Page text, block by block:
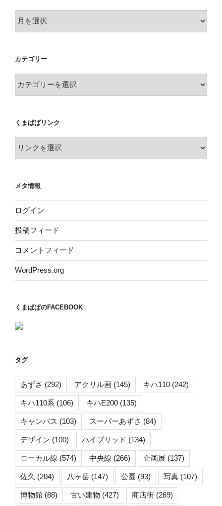
ー
ブ
カテゴリー
テ
ー
くまぱぱリンク
メタ情報
ログイン
投稿フィード
コメントフィード
WordPress.org
くまぱぱのFACEBOOK
タグ
あずさ (292) アクリル画 (145) キハ110 (242)
キハ110系 (106) キハE200 (135)
キャンバス (103) スーパーあずさ (84)
デザイン (100) ハイブリッド (134)
ローカル線 (574) 中央線 (266) 企画展 (137)
佐久 (204) 八ヶ岳 (147) 公園 (93) 写真 (107)
博物館 (88) 古い建物 (427) 商店街 (269)